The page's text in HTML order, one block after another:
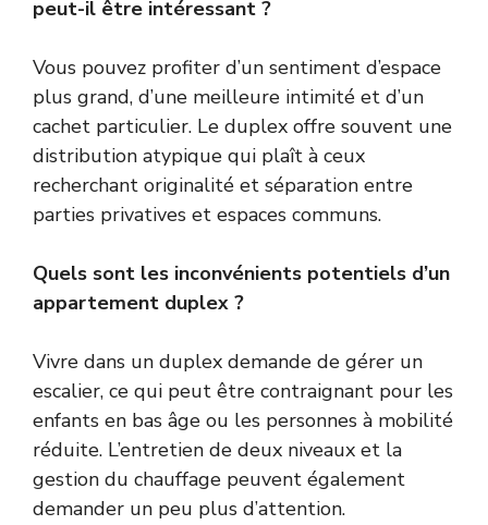
peut-il être intéressant ?
Vous pouvez profiter d’un sentiment d’espace
plus grand, d’une meilleure intimité et d’un
cachet particulier. Le duplex offre souvent une
distribution atypique qui plaît à ceux
recherchant originalité et séparation entre
parties privatives et espaces communs.
Quels sont les inconvénients potentiels d’un
appartement duplex ?
Vivre dans un duplex demande de gérer un
escalier, ce qui peut être contraignant pour les
enfants en bas âge ou les personnes à mobilité
réduite. L’entretien de deux niveaux et la
gestion du chauffage peuvent également
demander un peu plus d’attention.